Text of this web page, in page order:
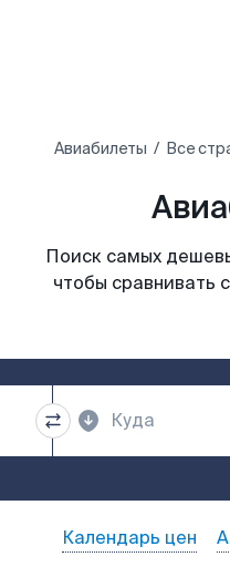
Авиабилеты Все
Поиск самых
чтобы сравнивать
Календарь цен